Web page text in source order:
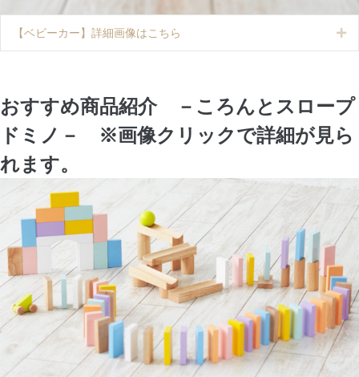
【ベビーカー】詳細画像はこちら
おすすめ商品紹介 －ころんとスロープ
ドミノ－ ※画像クリックで詳細が見ら
れます。